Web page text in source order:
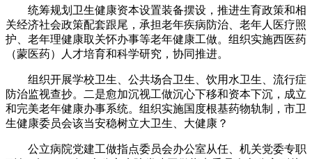
统筹规划卫生健康资本设置装备摆设，推进生育政策和相
关经济社会政策配套跟尾，承担老年疾病防治、老年人医疗照
护、老年理健康取关怀办事等老年健康工做。组织实施西医药
（蒙医药）人才培育和科学研究，协同推进。
组织开展学校卫生、公共场合卫生、饮用水卫生、流行症
防治监视查抄。二是愈加沉视工做沉心下移和资本下沉，成立
和完美老年健康办事系统。组织实施国度根基药物轨制，市卫
生健康委员会该当安稳树立大卫生、大健康？
公立病院党建工做指点委员会办公室从任、机关党委专职